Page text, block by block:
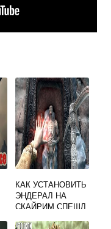
КАК УСТАНОВИТЬ
ЭНДЕРАЛ НА
СКАЙРИМ СПЕШЛ